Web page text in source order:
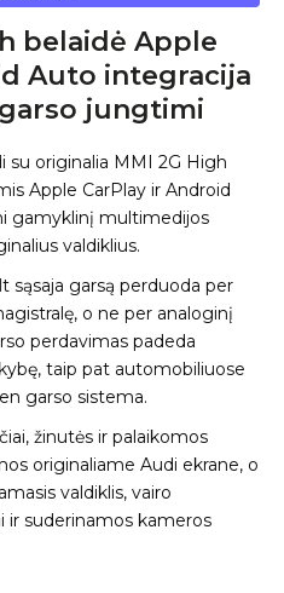
belaidė Apple
Auto integracija
jungtimi
su originalia MMI 2G High
Apple CarPlay ir Android
gamyklinį multimedijos
valdiklius.
sąsaja garsą perduoda per
o ne per analoginį
perdavimas padeda
taip pat automobiliuose
garso sistema.
žinutės ir palaikomos
originaliame Audi ekrane, o
valdiklis, vairo
ir suderinamos kameros